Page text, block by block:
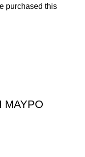
purchased this
ΜΑΥΡΟ